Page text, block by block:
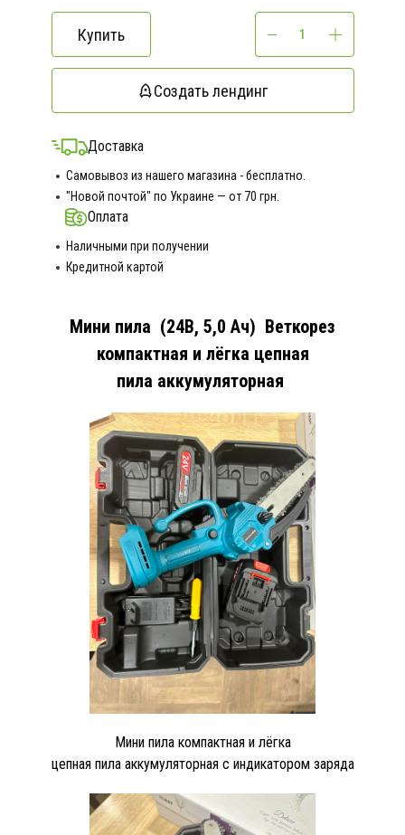
Купить
Создать лендинг
Доставка
Самовывоз из нашего магазина - бесплатно.
"Новой почтой" по Украине — от 70 грн.
Оплата
Наличными при получении
Кредитной картой
Мини пила (24В, 5,0 Ач) Веткорез
компактная и лёгка цепная
пила аккумуляторная
Мини пила компактная и лёгка
цепная пила аккумуляторная с индикатором заряда